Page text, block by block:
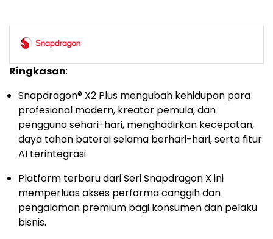
Ringkasan:
Snapdragon® X2 Plus mengubah kehidupan para
profesional modern, kreator pemula, dan
pengguna sehari-hari, menghadirkan kecepatan,
daya tahan baterai selama berhari-hari, serta fitur
AI terintegrasi
Platform terbaru dari Seri Snapdragon X ini
memperluas akses performa canggih dan
pengalaman premium bagi konsumen dan pelaku
bisnis.